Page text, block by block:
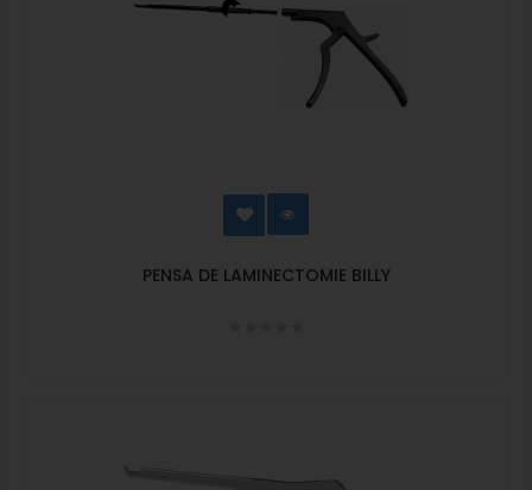
PENSA DE LAMINECTOMIE BILLY